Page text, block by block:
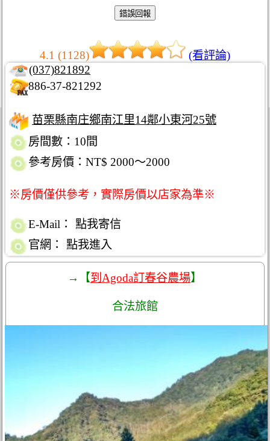
4.1 (1128)
(看評論)
(037)821892
886-37-821292
苗栗縣南庄鄉南江里14鄰小東河25號
房間數：10間
參考房價：NT$ 2000～2000
※房價僅供參考，實際房價以店家為準※
E-Mail：
點我寄信
官網：
點我進入
→【到Agoda訂春谷農場】
合法旅館